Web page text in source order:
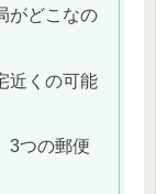
がどこなの
近くの可能
3つの郵便